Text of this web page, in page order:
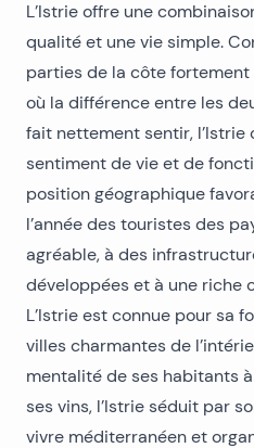
L’Istrie offre une
qualité et une vie simple.
parties de la côte fortement
où la différence entre les
fait nettement sentir, l’Istrie
sentiment de vie et de
position géographique
l’année des touristes des
agréable, à des
développées et à une riche
L’Istrie est connue pour sa
villes charmantes de
mentalité de ses habitants
ses vins, l’Istrie séduit par
vivre méditerranéen et